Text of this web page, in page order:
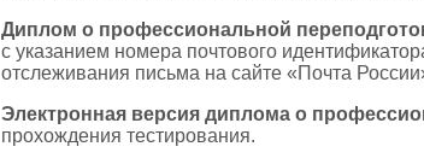
Диплом о профессиональной
с указанием номера почтового
отслеживания письма на сайте «Почта
Электронная версия диплома о
прохождения тестирования.